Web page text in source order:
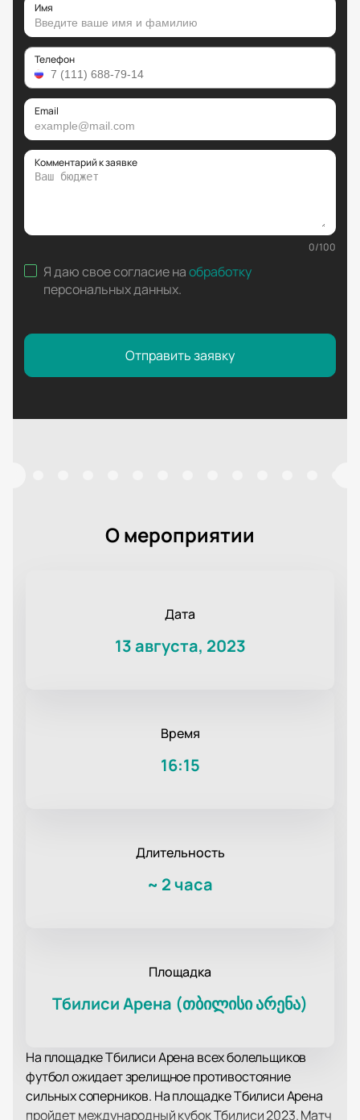
Имя
Телефон
Email
Комментарий к заявке
0/100
Я даю свое согласие наобработку
персональных данных.
Отправить заявку
О мероприятии
Дата
13 августа, 2023
Время
16:15
Длительность
~ 2 часа
Площадка
Тбилиси Арена (თბილისი არენა)
На площадке Тбилиси Арена всех болельщиков
футбол ожидает зрелищное противостояние
сильных соперников. На площадке Тбилиси Арена
пройдет международный кубок Тбилиси 2023. Матч